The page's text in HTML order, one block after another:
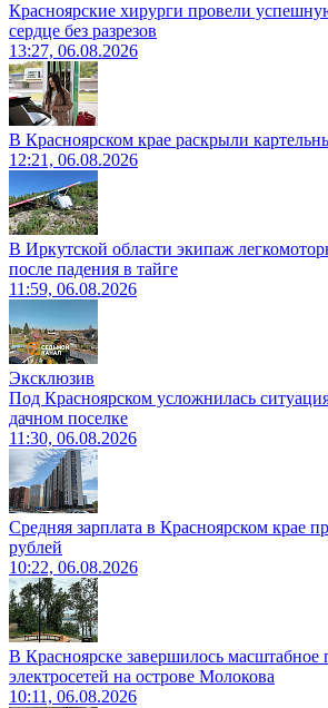
Красноярские хирурги провели
сердце без разрезов
13:27, 06.08.2026
В Красноярском крае раскрыли
12:21, 06.08.2026
В Иркутской области экипаж
после падения в тайге
11:59, 06.08.2026
Эксклюзив
Под Красноярском усложнилась
дачном поселке
11:30, 06.08.2026
Средняя зарплата в Красноярском крае
рублей
10:22, 06.08.2026
В Красноярске завершилось масштабное
электросетей на острове Молокова
10:11, 06.08.2026